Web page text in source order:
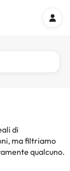
di
ma filtriamo
qualcuno.